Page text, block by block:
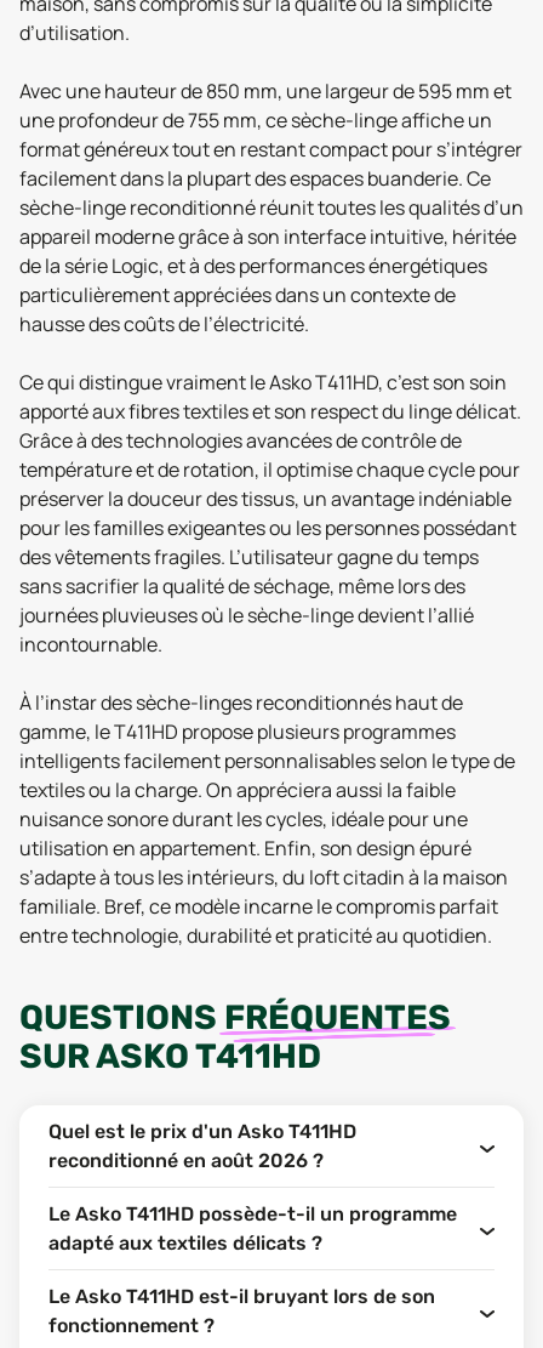
d’utilisation.
Avec une hauteur de 850 mm, une largeur de 595 mm et
une profondeur de 755 mm, ce sèche-linge affiche un
format généreux tout en restant compact pour s’intégrer
facilement dans la plupart des espaces buanderie. Ce
sèche-linge reconditionné réunit toutes les qualités d’un
appareil moderne grâce à son interface intuitive, héritée
de la série Logic, et à des performances énergétiques
particulièrement appréciées dans un contexte de
hausse des coûts de l’électricité.
Ce qui distingue vraiment le Asko T411HD, c’est son soin
apporté aux fibres textiles et son respect du linge délicat.
Grâce à des technologies avancées de contrôle de
température et de rotation, il optimise chaque cycle pour
préserver la douceur des tissus, un avantage indéniable
pour les familles exigeantes ou les personnes possédant
des vêtements fragiles. L’utilisateur gagne du temps
sans sacrifier la qualité de séchage, même lors des
journées pluvieuses où le sèche-linge devient l’allié
incontournable.
À l’instar des sèche-linges reconditionnés haut de
gamme, le T411HD propose plusieurs programmes
intelligents facilement personnalisables selon le type de
textiles ou la charge. On appréciera aussi la faible
nuisance sonore durant les cycles, idéale pour une
utilisation en appartement. Enfin, son design épuré
s’adapte à tous les intérieurs, du loft citadin à la maison
familiale. Bref, ce modèle incarne le compromis parfait
entre technologie, durabilité et praticité au quotidien.
QUESTIONS FRÉQUENTES
SURASKO T411HD
Quel est le prix d'un Asko T411HD
reconditionné en août 2026 ?
Le Asko T411HD possède-t-il un programme
adapté aux textiles délicats ?
Le Asko T411HD est-il bruyant lors de son
fonctionnement ?